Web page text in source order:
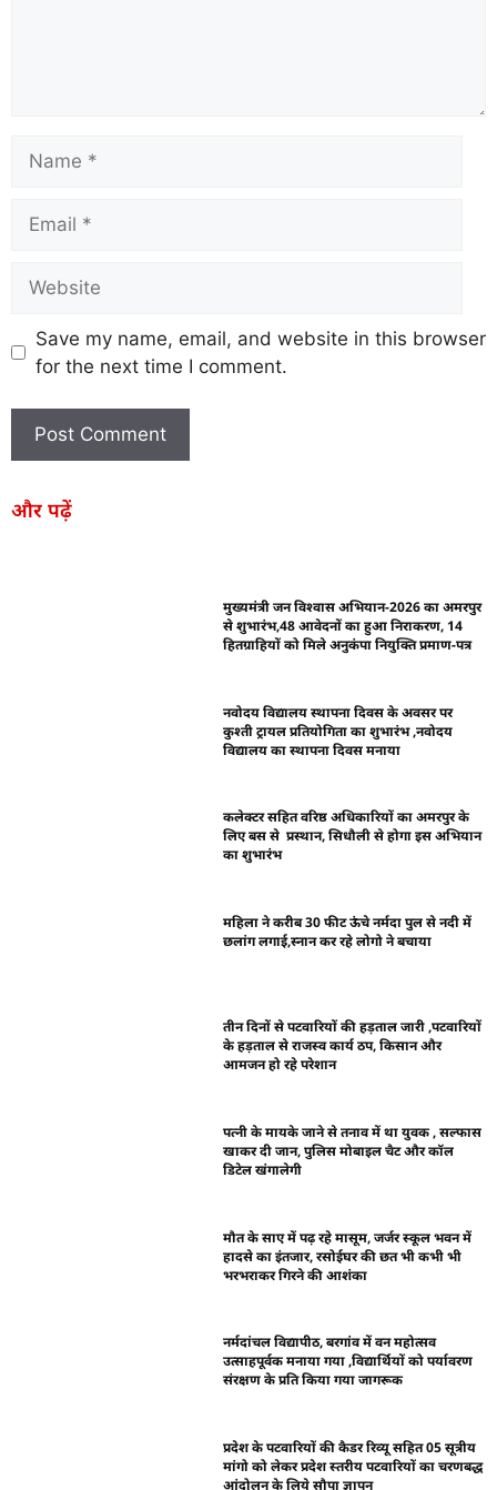
Save my name, email, and website in this browser
for the next time I comment.
और पढ़ें
मुख्यमंत्री जन विश्वास अभियान-2026 का अमरपुर
से शुभारंभ,48 आवेदनों का हुआ निराकरण, 14
हितग्राहियों को मिले अनुकंपा नियुक्ति प्रमाण-पत्र
नवोदय विद्यालय स्थापना दिवस के अवसर पर
कुश्ती ट्रायल प्रतियोगिता का शुभारंभ ,नवोदय
विद्यालय का स्थापना दिवस मनाया
कलेक्टर सहित वरिष्ठ अधिकारियों का अमरपुर के
लिए बस से प्रस्थान, सिधौली से होगा इस अभियान
का शुभारंभ
महिला ने करीब 30 फीट ऊंचे नर्मदा पुल से नदी में
छलांग लगाई,स्नान कर रहे लोगो ने बचाया
तीन दिनों से पटवारियों की हड़ताल जारी ,पटवारियों
के हड़ताल से राजस्व कार्य ठप, किसान और
आमजन हो रहे परेशान
पत्नी के मायके जाने से तनाव में था युवक , सल्फास
खाकर दी जान, पुलिस मोबाइल चैट और कॉल
डिटेल खंगालेगी
मौत के साए में पढ़ रहे मासूम, जर्जर स्कूल भवन में
हादसे का इंतजार, रसोईघर की छत भी कभी भी
भरभराकर गिरने की आशंका
नर्मदांचल विद्यापीठ, बरगांव में वन महोत्सव
उत्साहपूर्वक मनाया गया ,विद्यार्थियों को पर्यावरण
संरक्षण के प्रति किया गया जागरूक
प्रदेश के पटवारियों की कैडर रिव्यू सहित 05 सूत्रीय
मांगो को लेकर प्रदेश स्तरीय पटवारियों का चरणबद्ध
आंदोलन के लिये सौपा ज्ञापन